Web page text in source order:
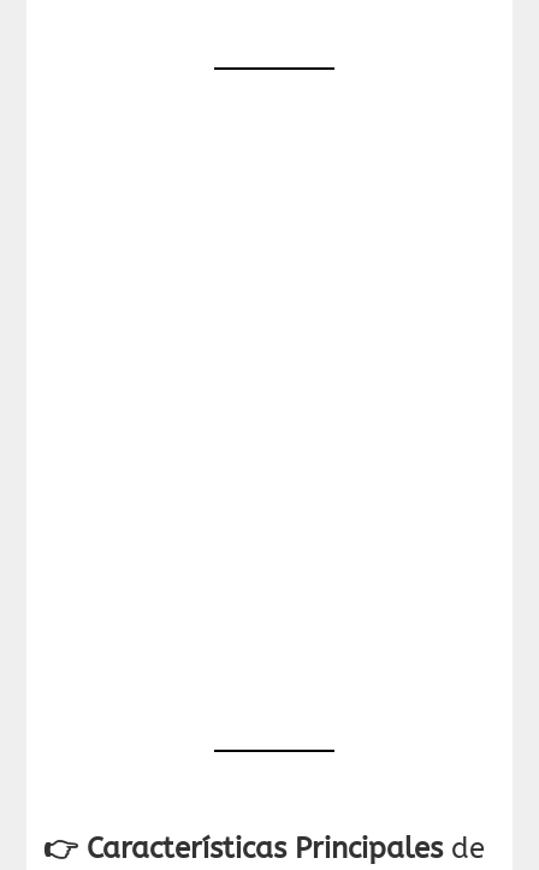
👉 Características Principalesde